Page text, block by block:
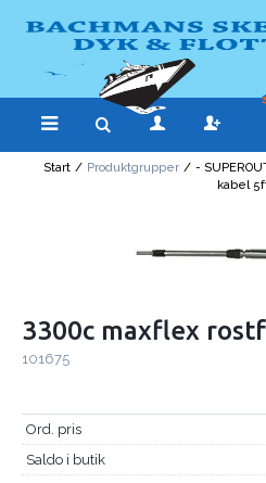
Start / Produktgrupper / -
kabel
3300c maxflex
101675
Ord. pris
Saldo i butik